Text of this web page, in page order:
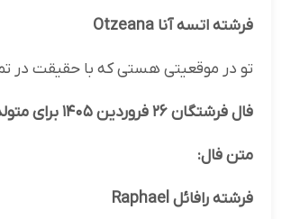
فرشته اتسه آنا Otzeana
تو در موقعیتی هستی که با حقیقت در
فال فرشتگان ۲۶ فروردین ۱۴۰۵ برای متولدین اردیبهشت
متن فال:
فرشته رافائل Raphael